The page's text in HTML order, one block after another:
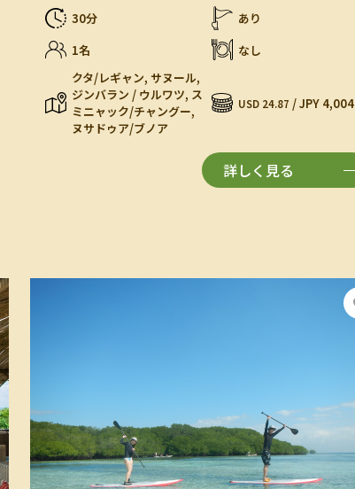
30分
あり
1名
なし
クタ/レギャン, サヌール,
ジンバラン / ウルワツ, ス
ミニャック/チャングー,
ヌサドゥア/ブノア
USD 24.87 / JPY 4,004
詳しく見る